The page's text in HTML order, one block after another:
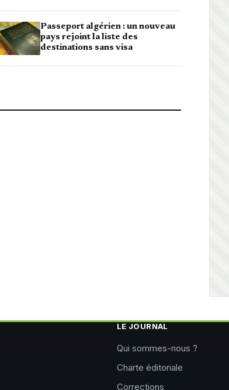
Passeport algérien : un nouveau
pays rejoint la liste des
destinations sans visa
LE JOURNAL
Qui sommes-nous ?
Charte éditoriale
Corrections